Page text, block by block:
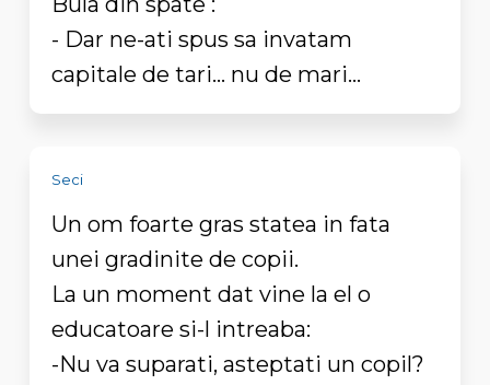
- Dar ne-ati spus sa invatam
capitale de tari... nu de mari...
Seci
Un om foarte gras statea in fata
unei gradinite de copii.
La un moment dat vine la el o
educatoare si-l intreaba:
-Nu va suparati, asteptati un copil?